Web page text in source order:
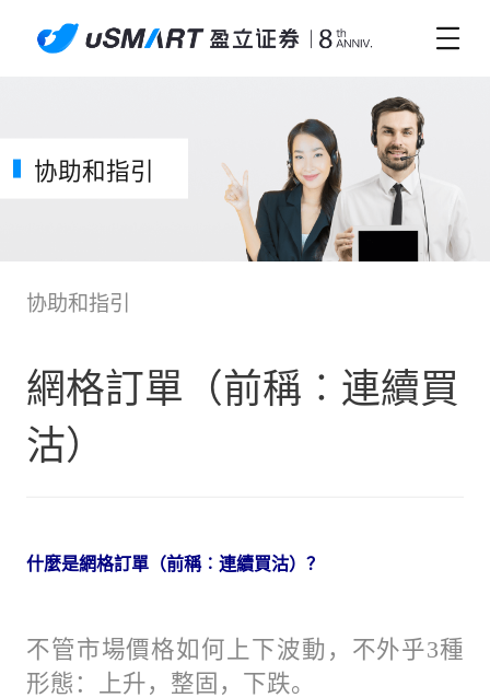
协助和指引
协助和指引
網格訂單（前稱︰連續買
沽）
什麼是網格訂單（前稱︰連續買沽）？
不管市場價格如何上下波動，不外乎3種
形態：上升，整固，下跌。